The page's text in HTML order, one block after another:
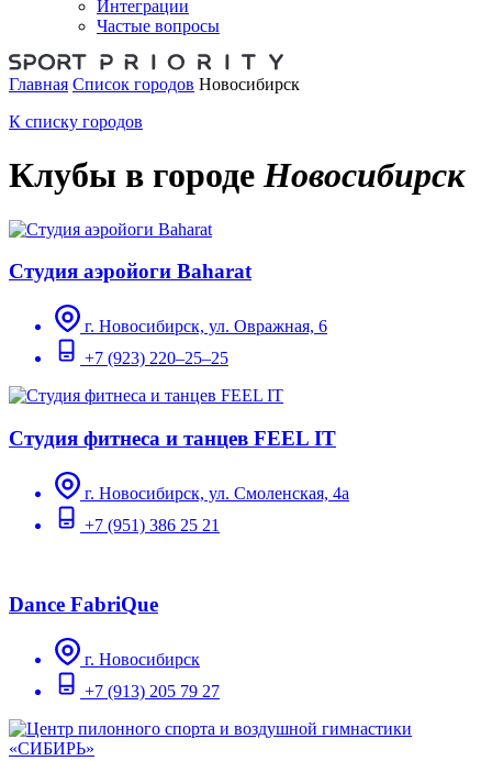
Интеграции
Частые вопросы
Главная Список городов Новосибирск
К списку городов
Клубы в городе Новосибирск
Студия аэройоги Baharat
г. Новосибирск, ул. Овражная, 6
+7 (923) 220–25–25
Студия фитнеса и танцев FEEL IT
г. Новосибирск, ул. Смоленская, 4а
+7 (951) 386 25 21
Dance FabriQue
г. Новосибирск
+7 (913) 205 79 27